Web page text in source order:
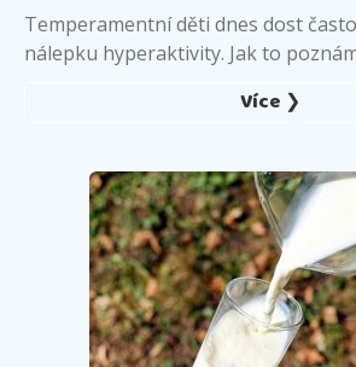
Temperamentní děti dnes dost
nálepku hyperaktivity. Jak to
Více ❯